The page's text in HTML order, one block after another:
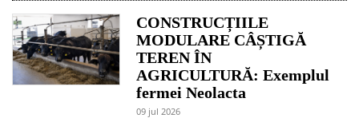
CONSTRUCȚIILE
MODULARE CÂȘTIGĂ
TEREN ÎN
AGRICULTURĂ: Exemplul
fermei Neolacta
09 jul 2026